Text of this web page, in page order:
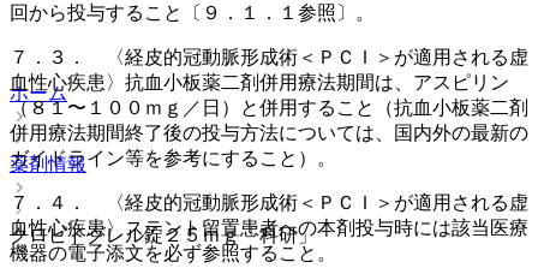
回から投与すること〔９．１．１参照〕。
７．３． 〈経皮的冠動脈形成術＜ＰＣＩ＞が適用される虚
血性心疾患〉抗血小板薬二剤併用療法期間は、アスピリン
（８１〜１００ｍｇ／日）と併用すること（抗血小板薬二剤
併用療法期間終了後の投与方法については、国内外の最新の
ガイドライン等を参考にすること）。
７．４． 〈経皮的冠動脈形成術＜ＰＣＩ＞が適用される虚
血性心疾患〉ステント留置患者への本剤投与時には該当医療
機器の電子添文を必ず参照すること。
ホーム
薬剤情報
クロピドグレル錠２５ｍｇ「科研」